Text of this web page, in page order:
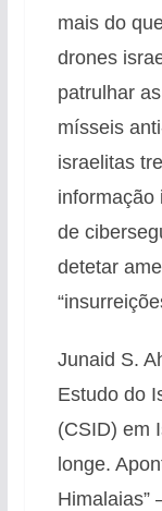
mais do
drones
patrulhar
mísseis
israelitas
informação
de
detetar
Junaid S.
Estudo do
(CSID) em
longe.
Himalaias”